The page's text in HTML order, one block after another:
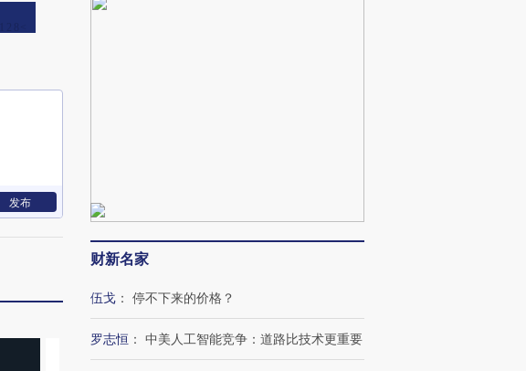
发布
财新名家
伍戈 ： 停不下来的价格？
罗志恒 ： 中美人工智能竞争：道路比技术更重要